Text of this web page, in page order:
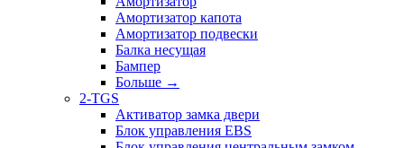
Амортизатор капота
Амортизатор подвески
Балка несущая
Бампер
Больше →
2-TGS
Активатор замка двери
Блок управления EBS